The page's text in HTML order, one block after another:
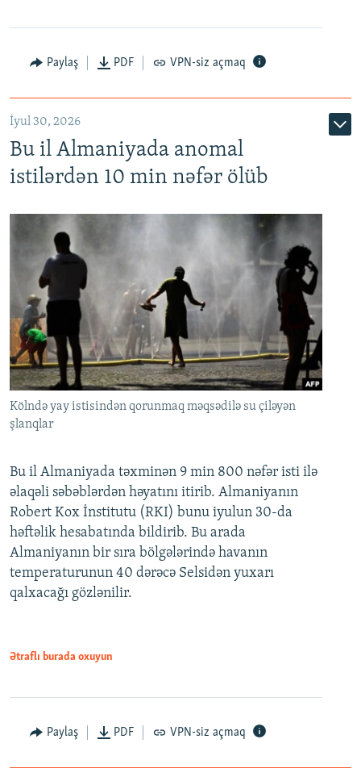
Paylaş PDF VPN-siz açmaq
İyul 30, 2026
Bu il Almaniyada anomal
istilərdən 10 min nəfər ölüb
Kölndə yay istisindən qorunmaq məqsədilə su çiləyən
şlanqlar
Bu il Almaniyada təxminən 9 min 800 nəfər isti ilə
əlaqəli səbəblərdən həyatını itirib. Almaniyanın
Robert Kox İnstitutu (RKI) bunu iyulun 30-da
həftəlik hesabatında bildirib. Bu arada
Almaniyanın bir sıra bölgələrində havanın
temperaturunun 40 dərəcə Selsidən yuxarı
qalxacağı gözlənilir.
Ətraflı burada oxuyun
Paylaş PDF VPN-siz açmaq